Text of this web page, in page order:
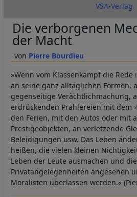
VSA-Verlag
Pierre Bourdieu
Die verborgenen
der Macht
»Wenn vom Klassenkampf die
an seine ganz alltäglichen Formen,
gegenseitige Verächtlichmachung,
erdrückenden Prahlereien mit dem
den Ferien, mit den Autos oder mit
Prestigeobjekten, an verletzende
Beleidigungen usw. Das Leben
heißen, die vielen kleinen
Leben der Leute ausmachen und
Privatangelegenheiten angesehen
Moralisten überlassen werden.«